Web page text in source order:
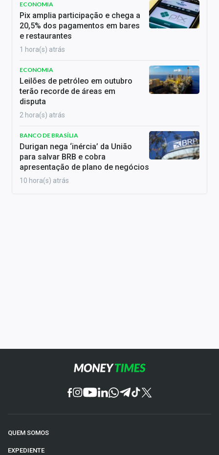
ECONOMIA
Pix amplia participação e chega a
20,5% dos pagamentos em bares
e restaurantes
1 hora(s) atrás
ECONOMIA
Leilões de petróleo em outubro
terão recorde de áreas em
disputa
2 hora(s) atrás
BANCO DE BRASÍLIA
Durigan nega ‘inércia’ da União
para salvar BRB e cobra
apresentação de plano de negócios
10 hora(s) atrás
QUEM SOMOS
EXPEDIENTE